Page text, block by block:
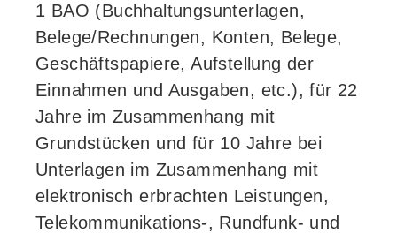
1 BAO (Buchhaltungsunterlagen,
Belege/Rechnungen, Konten, Belege,
Geschäftspapiere, Aufstellung der
Einnahmen und Ausgaben, etc.), für 22
Jahre im Zusammenhang mit
Grundstücken und für 10 Jahre bei
Unterlagen im Zusammenhang mit
elektronisch erbrachten Leistungen,
Telekommunikations-, Rundfunk- und